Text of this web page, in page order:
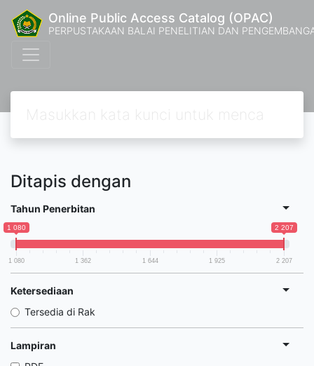
Online Public Access Catalog (OPAC)
PERPUSTAKAAN BALAI PENELITIAN DAN
Ditapis dengan
Tahun Penerbitan
1 080 2 207
1 080 1 362 1 644 1 925 2 207
Ketersediaan
Tersedia di Rak
Lampiran